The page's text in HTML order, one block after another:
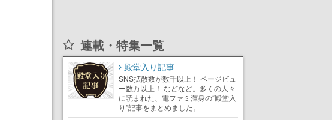
連載・特集一覧
殿堂入り記事
SNS拡散数が数千以上！ ページビュ
ー数万以上！ などなど。多くの人々
に読まれた、電ファミ渾身の“殿堂入
り”記事をまとめました。